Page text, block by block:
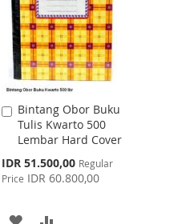
LIST
Bintang Obor Buku
Tulis Kwarto 500
Lembar Hard Cover
Special
Price
IDR 51.500,00 Regular
Price IDR 60.800,00
Add
to
Cart
ADD